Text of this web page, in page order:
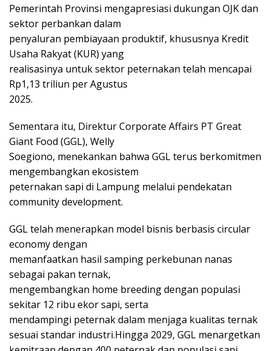
Pemerintah Provinsi mengapresiasi dukungan OJK dan
sektor perbankan dalam
penyaluran pembiayaan produktif, khususnya Kredit
Usaha Rakyat (KUR) yang
realisasinya untuk sektor peternakan telah mencapai
Rp1,13 triliun per Agustus
2025.
Sementara itu, Direktur Corporate Affairs PT Great
Giant Food (GGL), Welly
Soegiono, menekankan bahwa GGL terus berkomitmen
mengembangkan ekosistem
peternakan sapi di Lampung melalui pendekatan
community development.
GGL telah menerapkan model bisnis berbasis circular
economy dengan
memanfaatkan hasil samping perkebunan nanas
sebagai pakan ternak,
mengembangkan home breeding dengan populasi
sekitar 12 ribu ekor sapi, serta
mendampingi peternak dalam menjaga kualitas ternak
sesuai standar industri.Hingga 2029, GGL menargetkan